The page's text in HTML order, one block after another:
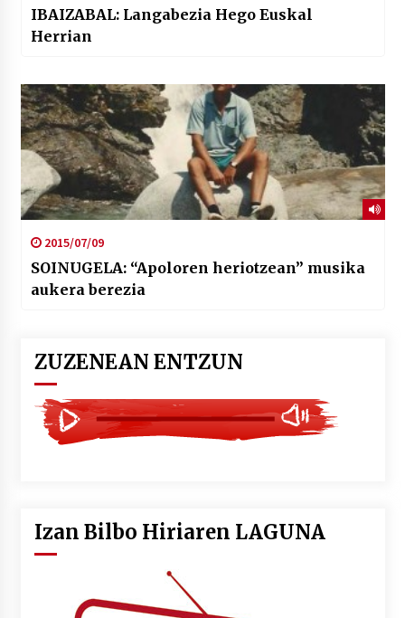
IBAIZABAL: Langabezia Hego Euskal
Herrian
2015/07/09
SOINUGELA: “Apoloren heriotzean” musika
aukera berezia
ZUZENEAN ENTZUN
Izan Bilbo Hiriaren LAGUNA